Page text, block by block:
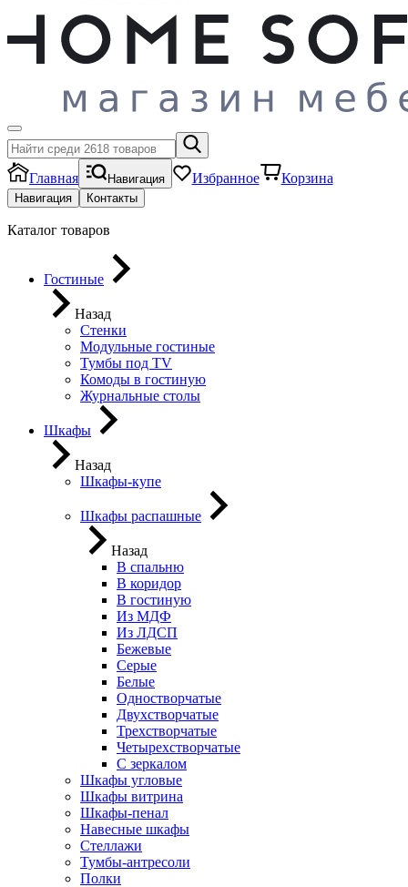
Главная Навигация Избранное Корзина
Навигация Контакты
Каталог товаров
Гостиные
Назад
Стенки
Модульные гостиные
Тумбы под ТV
Комоды в гостиную
Журнальные столы
Шкафы
Назад
Шкафы-купе
Шкафы распашные
Назад
В спальню
В коридор
В гостиную
Из МДФ
Из ЛДСП
Бежевые
Серые
Белые
Одностворчатые
Двухстворчатые
Трехстворчатые
Четырехстворчатые
С зеркалом
Шкафы угловые
Шкафы витрина
Шкафы-пенал
Навесные шкафы
Стеллажи
Тумбы-антресоли
Полки